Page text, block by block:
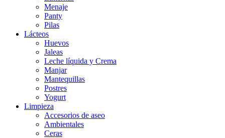
Menaje
Panty
Pilas
Lácteos
Huevos
Jaleas
Leche líquida y Crema
Manjar
Mantequillas
Postres
Yogurt
Limpieza
Accesorios de aseo
Ambientales
Ceras